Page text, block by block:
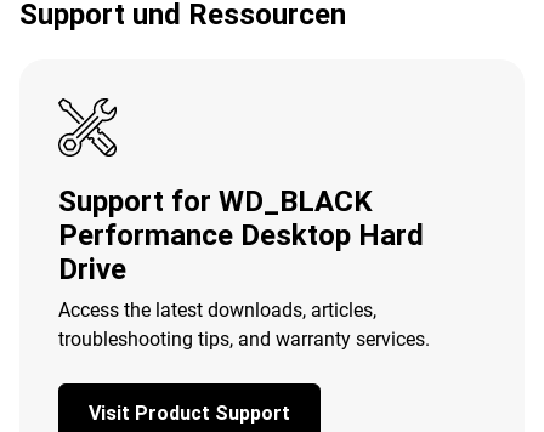
Support und Ressourcen
Support for WD_BLACK
Performance Desktop Hard
Drive
Access the latest downloads, articles,
troubleshooting tips, and warranty services.
Visit Product Support